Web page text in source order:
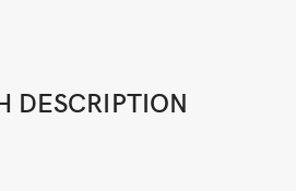
DESCRIPTION